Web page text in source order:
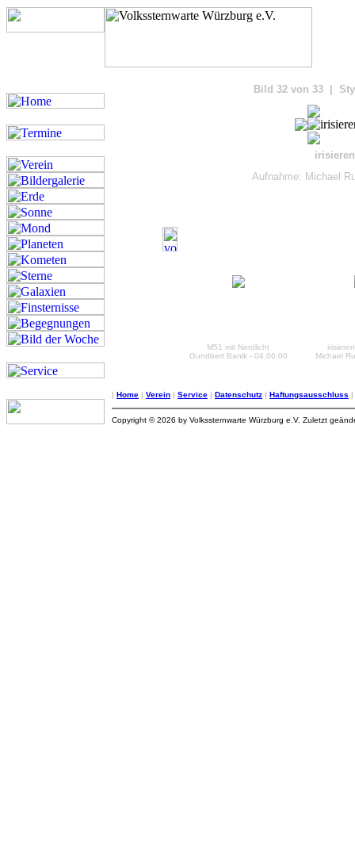
Bild 32 von 33 |
Aufnahme: Michael
M51 mit Nordlicht
Gundbert Banik - 04.06.00
Michael
| Home | Verein | Service | Datenschutz | Haftungsausschluss |
Copyright © 2026 by Volkssternwarte Würzburg e.V. Zuletzt